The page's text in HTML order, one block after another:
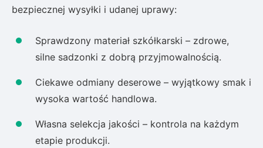
bezpiecznej wysyłki i udanej uprawy:
Sprawdzony materiał szkółkarski – zdrowe,
silne sadzonki z dobrą przyjmowalnością.
Ciekawe odmiany deserowe – wyjątkowy smak i
wysoka wartość handlowa.
Własna selekcja jakości – kontrola na każdym
etapie produkcji.